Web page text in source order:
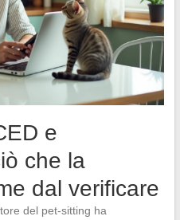
e
che la
dal verificare
del pet-sitting ha